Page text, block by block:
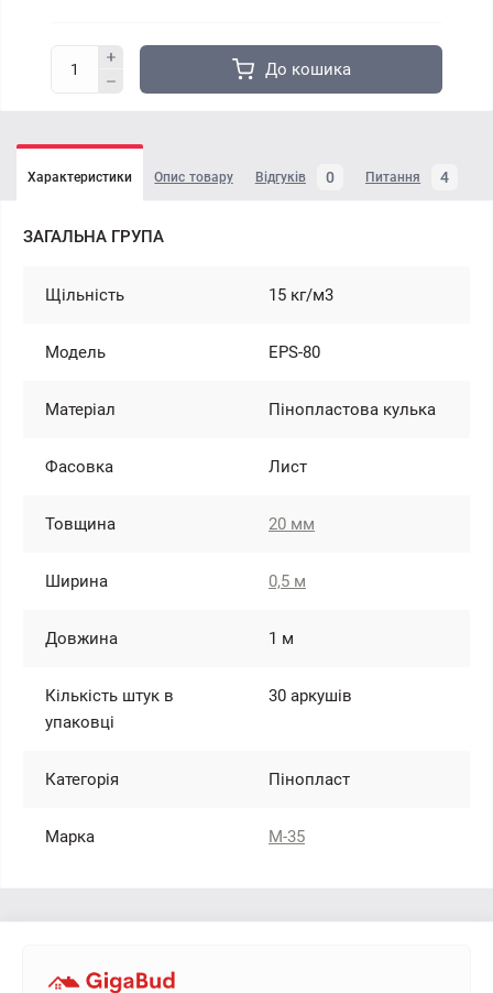
До кошика
Характеристики Опис товару Відгуків 0 Питання 4
ЗАГАЛЬНА ГРУПА
Щільність 15 кг/м3
Модель EPS-80
Матеріал Пінопластова кулька
Фасовка Лист
Товщина 20 мм
Ширина 0,5 м
Довжина 1 м
Кількість штук в
упаковці
30 аркушів
Категорія Пінопласт
Марка М-35